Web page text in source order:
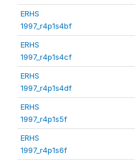
ERHS
1997_r4p1s4bf
ERHS
1997_r4p1s4cf
ERHS
1997_r4p1s4df
ERHS
1997_r4p1s5f
ERHS
1997_r4p1s6f